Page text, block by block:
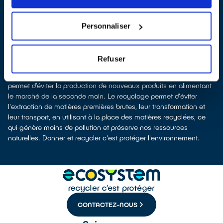
Personnaliser
Refuser
Les points de collecte de Hérimoncourt, partenaires d'ecosystem
nous remettent ensuite les équipements collectés afin que nous
procédions à leur dépollution et leur recyclage.
Recycler c’est protéger la santé, l'environnement et les
La fabrication d’appareils électriques neufs est génératrice de
pollution et consommatrice de ressources naturelles. Le don
permet d’éviter la production de nouveaux produits en alimentant
le marché de la seconde main. Le recyclage permet d'éviter
l'extraction de matières premières brutes, leur transformation et
leur transport, en utilisant à la place des matières recyclées, ce
qui génère moins de pollution et préserve nos ressources
naturelles. Donner et recycler c'est protéger l'environnement.
CONTACTEZ-NOUS